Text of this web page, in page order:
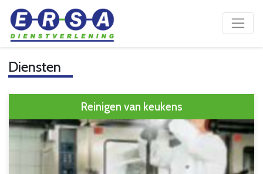
Diensten
Reinigen van keukens